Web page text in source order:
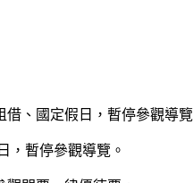
，暫停參觀導覽。